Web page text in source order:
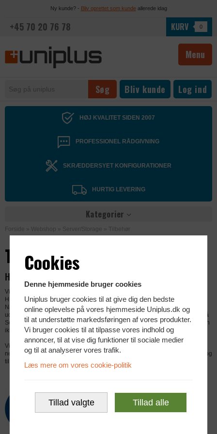
Cookies
Denne hjemmeside bruger cookies
Uniplus bruger cookies til at give dig den bedste
online oplevelse på vores hjemmeside Uniplus.dk og
til at understøtte markedsføringen af vores produkter.
Vi bruger cookies til at tilpasse vores indhold og
annoncer, til at vise dig funktioner til sociale medier
og til at analyserer vores trafik.
Læs mere om vores cookie-politik
Tillad valgte Tillad alle
Ny kunde? - Bliv oprettet som kundeallerede idag
+45 70 20 76 78 KURV 0
Menu
Bliv kunde Log ind
HØJ KVALITET SIDEN 2007
PROFESSIONEL RÅDGIVNING
SKRÆDDERSYET KONFIGURATIONER
HURTIG LEVERING
Kategorier
Forside » Webshop » Server/Storage » Tilbehør
Tilbehør
Her finder du nyt eller brugt tilbehør til Servere
Vi er lagerførende af nyt og brugt Server tilbehør fra førende producenter som
HP, IBM, Lenovo og DELL.
Når producenterne kommer med nye Server modeller, kan det være en stor
udfordring fortsat at skaffe reservedele til en udgået model. Enten er prisen på
Server tilbehør til de udgåede modeller, urealistisk høj eller helt udgået og kan
ikke bestilles længere.
Vi har et stort lager af brugte reservedele til Servere og har samtidig et stort
netværk i Europa, som gør vi kan levere Servertilbehør med kort leveringstid og
til fornuftige priser. Kontakt os hvis du ikke finder hvad du søger.
HP